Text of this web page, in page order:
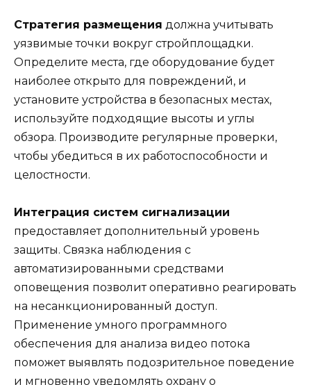
Стратегия размещения должна учитывать
уязвимые точки вокруг стройплощадки.
Определите места, где оборудование будет
наиболее открыто для повреждений, и
установите устройства в безопасных местах,
используйте подходящие высоты и углы
обзора. Производите регулярные проверки,
чтобы убедиться в их работоспособности и
целостности.
Интеграция систем сигнализации
предоставляет дополнительный уровень
защиты. Связка наблюдения с
автоматизированными средствами
оповещения позволит оперативно реагировать
на несанкционированный доступ.
Применение умного программного
обеспечения для анализа видео потока
поможет выявлять подозрительное поведение
и мгновенно уведомлять охрану о